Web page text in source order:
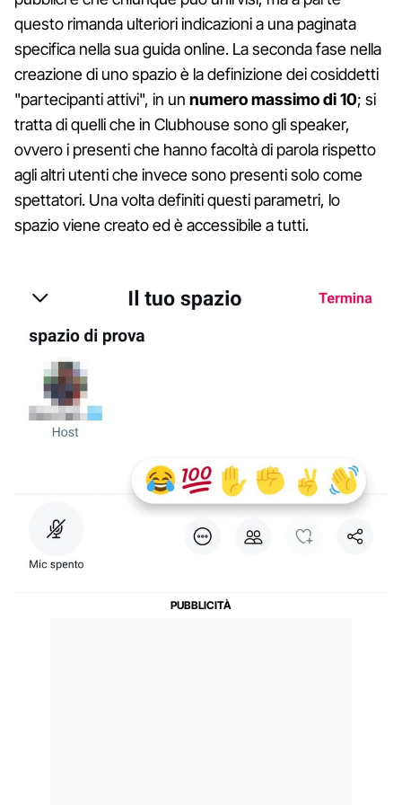
questo rimanda ulteriori indicazioni a una paginata
specifica nella sua guida online. La seconda fase nella
creazione di uno spazio è la definizione dei cosiddetti
"partecipanti attivi", in un numero massimo di 10; si
tratta di quelli che in Clubhouse sono gli speaker,
ovvero i presenti che hanno facoltà di parola rispetto
agli altri utenti che invece sono presenti solo come
spettatori. Una volta definiti questi parametri, lo
spazio viene creato ed è accessibile a tutti.